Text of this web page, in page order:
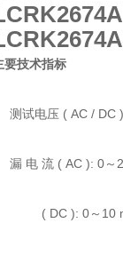
要技术指标
测试电压 ( AC / DC
漏 电 流 ( AC ): 0～
( DC ): 0～10